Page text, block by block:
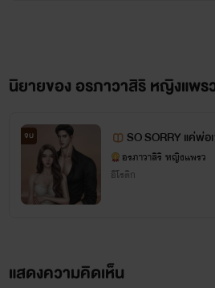
นิยายของ อรภาวาสิริ หญิงแพร
จบ SO SORRY แค่พ่
อรภาวาสิริ หญิงแพรว
อีโรติก
แสดงความคิดเห็น